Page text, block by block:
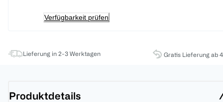
Verfügbarkeit prüfen
Lieferung in 2-3 Werktagen Gratis Lieferung ab
Produktdetails